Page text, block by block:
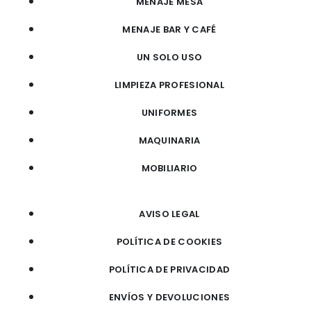
MENAJE BAR Y CAFÉ
UN SOLO USO
LIMPIEZA PROFESIONAL
UNIFORMES
MAQUINARIA
MOBILIARIO
AVISO LEGAL
POLÍTICA DE COOKIES
POLÍTICA DE PRIVACIDAD
ENVÍOS Y DEVOLUCIONES